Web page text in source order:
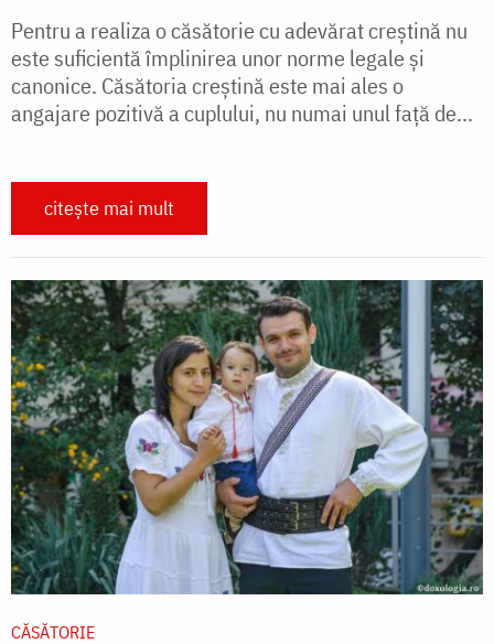
Pentru a realiza o căsătorie cu adevărat creștină nu
este suficientă împlinirea unor norme legale și
canonice. Căsătoria creștină este mai ales o
angajare pozitivă a cuplului, nu numai unul față de...
citește mai mult
CĂSĂTORIE